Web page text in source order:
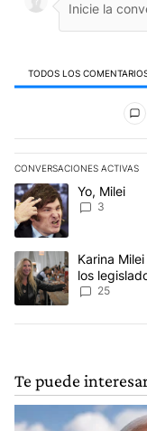
TODOS LOS
Todos los
CONVERSACIONES ACTIVAS
Este listado muestra
Un artículo deYo, Milei
3
Un artículo de
Karina
los
para 2027
25